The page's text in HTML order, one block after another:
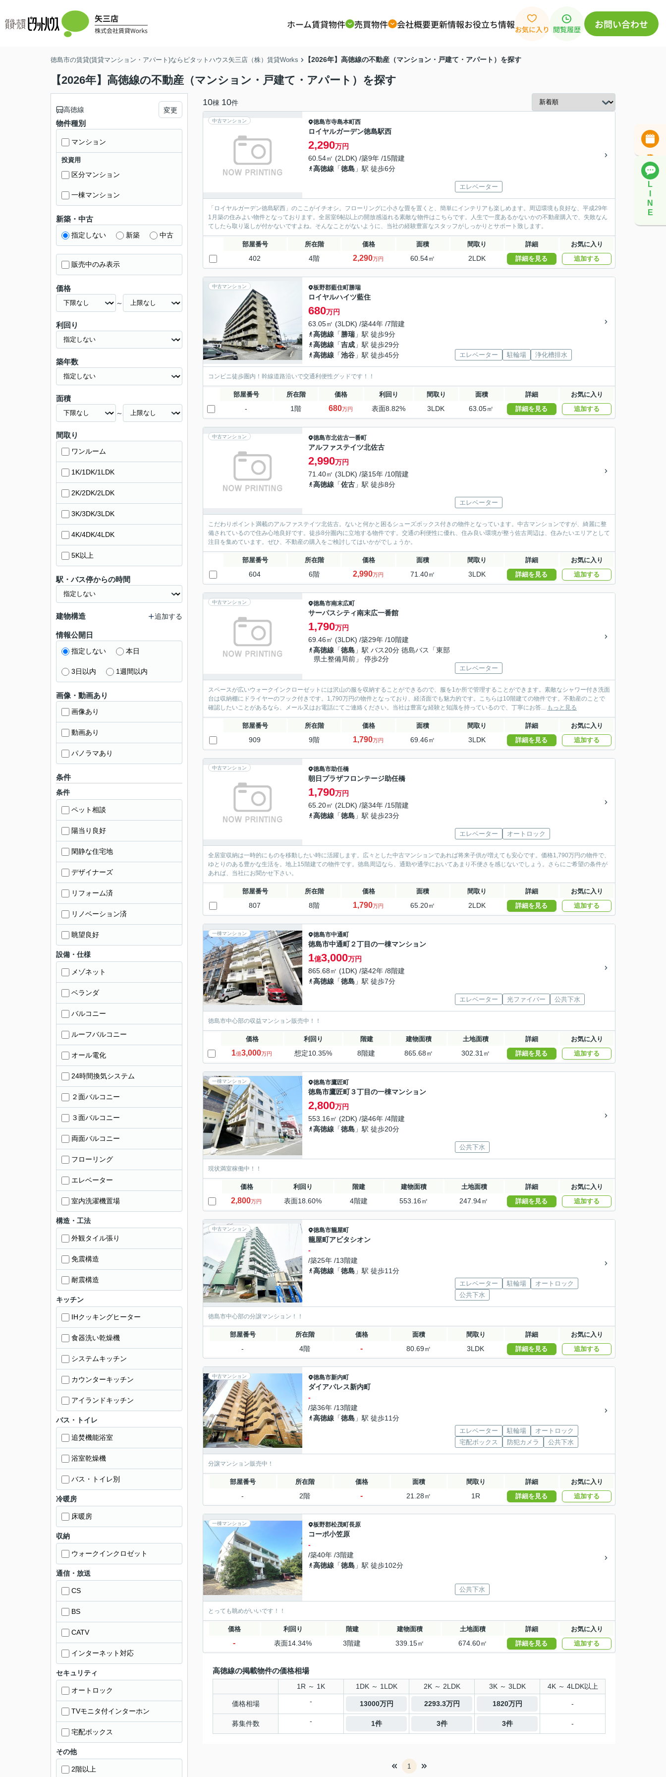
ホーム賃貸物件 売買物件 会社概要更新情報お役立ち情報お気に入り 閲覧履歴 お問い合わせ
L
N
E
徳島市の賃貸(賃貸マンション・アパート)ならピタットハウス矢三店（株）賃貸Works 【2026年】高徳線の不動産（マンション・戸建て・アパート）を探す
【2026年】高徳線の不動産（マンション・戸建て・アパート）を探す
10棟 10件
中古マンション 徳島市寺島本町西
ロイヤルガーデン徳島駅西
2,290万円
60.54㎡ (2LDK) /築9年 /15階建
高徳線 「徳島 」駅 徒歩6分
エレベーター
「ロイヤルガーデン徳島駅西」のここがイチオシ。フローリングに小さな畳を置くと、簡単にインテリアも楽しめます。周辺環境も良好な、平成29年
1月築の住みよい物件となっております。全居室6帖以上の開放感溢れる素敵な物件はこちらです。人生で一度あるかないかの不動産購入で、失敗なん
てしたら取り返しが付かないですよね。そんなことがないように、当社の経験豊富なスタッフがしっかりとサポート致します。
部屋番号 所在階 価格 面積 間取り 詳細 お気に入り
402 4階 2,290万円 60.54㎡ 2LDK 詳細を見る 追加する
中古マンション 板野郡藍住町勝瑞
ロイヤルハイツ藍住
680万円
63.05㎡ (3LDK) /築44年 /7階建
高徳線 「勝瑞 」駅 徒歩9分
高徳線 「吉成 」駅 徒歩29分
高徳線 「池谷 」駅 徒歩45分 エレベーター 駐輪場 浄化槽排水
コンビニ徒歩圏内！幹線道路沿いで交通利便性グッドです！！
部屋番号 所在階 価格 利回り 間取り 面積 詳細 お気に入り
- 1階 680万円 表面8.82% 3LDK 63.05㎡ 詳細を見る 追加する
中古マンション 徳島市北佐古一番町
アルファステイツ北佐古
2,990万円
71.40㎡ (3LDK) /築15年 /10階建
高徳線 「佐古 」駅 徒歩8分
エレベーター
こだわりポイント満載のアルファステイツ北佐古。ないと何かと困るシューズボックス付きの物件となっています。中古マンションですが、綺麗に整
備されているので住み心地良好です。徒歩8分圏内に立地する物件です。交通の利便性に優れ、住み良い環境が整う佐古周辺は、住みたいエリアとして
注目を集めています。ぜひ、不動産の購入をご検討してはいかがでしょうか。
部屋番号 所在階 価格 面積 間取り 詳細 お気に入り
604 6階 2,990万円 71.40㎡ 3LDK 詳細を見る 追加する
中古マンション 徳島市南末広町
サーパスシティ南末広一番館
1,790万円
69.46㎡ (3LDK) /築29年 /10階建
高徳線 「徳島 」駅 バス20分 徳島バス「東部
県土整備局前」 停歩2分
エレベーター
スペースが広いウォークインクローゼットには沢山の服を収納することができるので、服を1か所で管理することができます。素敵なシャワー付き洗面
台は収納棚にドライヤーのフック付きです。1,790万円の物件となっており、経済面でも魅力的です。こちらは10階建ての物件です。不動産のことで
確認したいことがあるなら、メール又はお電話にてご連絡ください。当社は豊富な経験と知識を持っているので、丁寧にお答... もっと見る
部屋番号 所在階 価格 面積 間取り 詳細 お気に入り
909 9階 1,790万円 69.46㎡ 3LDK 詳細を見る 追加する
中古マンション 徳島市助任橋
朝日プラザフロンテージ助任橋
1,790万円
65.20㎡ (2LDK) /築34年 /15階建
高徳線 「徳島 」駅 徒歩23分
エレベーター オートロック
全居室収納は一時的にものを移動したい時に活躍します。広々とした中古マンションであれば将来子供が増えても安心です。価格1,790万円の物件で、
ゆとりのある豊かな生活を。地上15階建ての物件です。徳島周辺なら、通勤や通学においてあまり不便さを感じないでしょう。さらにご希望の条件が
あれば、当社にお聞かせ下さい。
部屋番号 所在階 価格 面積 間取り 詳細 お気に入り
807 8階 1,790万円 65.20㎡ 2LDK 詳細を見る 追加する
一棟マンション 徳島市中通町
徳島市中通町２丁目の一棟マンション
1億3,000万円
865.68㎡ (1DK) /築42年 /8階建
高徳線 「徳島 」駅 徒歩7分
エレベーター 光ファイバー 公共下水
徳島市中心部の収益マンション販売中！！
価格 利回り 階建 建物面積 土地面積 詳細 お気に入り
1億3,000万円 想定10.35% 8階建 865.68㎡ 302.31㎡ 詳細を見る 追加する
一棟マンション 徳島市鷹匠町
徳島市鷹匠町３丁目の一棟マンション
2,800万円
553.16㎡ (2DK) /築46年 /4階建
高徳線 「徳島 」駅 徒歩20分
公共下水
現状満室稼働中！！
価格 利回り 階建 建物面積 土地面積 詳細 お気に入り
2,800万円 表面18.60% 4階建 553.16㎡ 247.94㎡ 詳細を見る 追加する
中古マンション 徳島市籠屋町
籠屋町アビタシオン
-
/築25年 /13階建
高徳線 「徳島 」駅 徒歩11分
エレベーター 駐輪場
オートロック
公共下水
徳島市中心部の分譲マンション！！
部屋番号 所在階 価格 面積 間取り 詳細 お気に入り
- 4階 - 80.69㎡ 3LDK 詳細を見る 追加する
中古マンション 徳島市新内町
ダイアパレス新内町
-
/築36年 /13階建
高徳線 「徳島 」駅 徒歩11分
エレベーター 駐輪場
オートロック
宅配ボックス
防犯カメラ 公共下水
分譲マンション販売中！
部屋番号 所在階 価格 面積 間取り 詳細 お気に入り
- 2階 - 21.28㎡ 1R 詳細を見る 追加する
一棟マンション 板野郡松茂町長原
コーポ小笠原
-
/築40年 /3階建
高徳線 「徳島 」駅 徒歩102分
公共下水
とっても眺めがいいです！！
価格 利回り 階建 建物面積 土地面積 詳細 お気に入り
- 表面14.34% 3階建 339.15㎡ 674.60㎡ 詳細を見る 追加する
高徳線の掲載物件の価格相場
1R ～ 1K 1DK ～ 1LDK 2K ～ 2LDK 3K ～ 3LDK 4K ～ 4LDK以上
価格相場 - 13000万円 2293.3万円 1820万円 -
募集件数 - 1件 3件 3件 -
1
高徳線 変更
物件種別
マンション
投資用
区分マンション
一棟マンション
新築・中古
指定しない 新築 中古
販売中のみ表示
価格
～
利回り
築年数
面積
～
間取り
ワンルーム
1K/1DK/1LDK
2K/2DK/2LDK
3K/3DK/3LDK
4K/4DK/4LDK
5K以上
駅・バス停からの時間
建物構造 追加する
情報公開日
指定しない 本日
3日以内 1週間以内
画像・動画あり
画像あり
動画あり
パノラマあり
条件
条件
ペット相談
陽当り良好
閑静な住宅地
デザイナーズ
リフォーム済
リノベーション済
眺望良好
設備・仕様
メゾネット
ベランダ
バルコニー
ルーフバルコニー
オール電化
24時間換気システム
２面バルコニー
３面バルコニー
両面バルコニー
フローリング
エレベーター
室内洗濯機置場
構造・工法
外観タイル張り
免震構造
耐震構造
キッチン
IHクッキングヒーター
食器洗い乾燥機
システムキッチン
カウンターキッチン
アイランドキッチン
バス・トイレ
追焚機能浴室
浴室乾燥機
バス・トイレ別
冷暖房
床暖房
収納
ウォークインクロゼット
通信・放送
CS
BS
CATV
インターネット対応
セキュリティ
オートロック
TVモニタ付インターホン
宅配ボックス
その他
2階以上